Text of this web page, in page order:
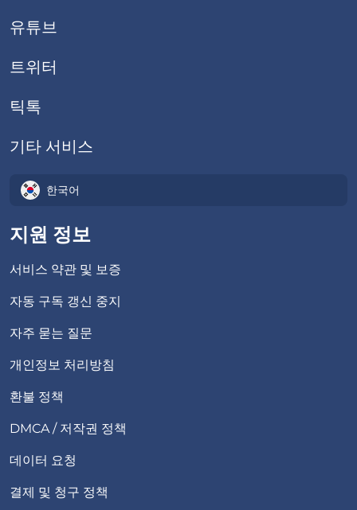
유튜브
트위터
틱톡
기타 서비스
한국어
지원 정보
서비스 약관 및 보증
자동 구독 갱신 중지
자주 묻는 질문
개인정보 처리방침
환불 정책
DMCA / 저작권 정책
데이터 요청
결제 및 청구 정책